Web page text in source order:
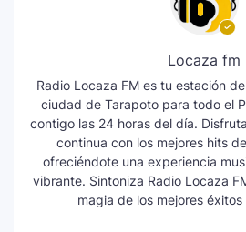
Locaza fm
Radio Locaza FM es tu estación
ciudad de Tarapoto para todo el
contigo las 24 horas del día.
continua con los mejores hits
ofreciéndote una experiencia
vibrante. Sintoniza Radio Locaza
magia de los mejores